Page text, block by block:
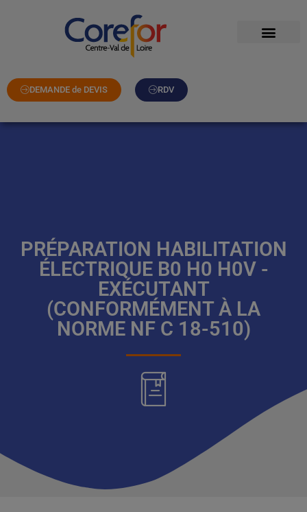
DEMANDE de DEVIS RDV
PRÉPARATION HABILITATION
ÉLECTRIQUE B0 H0 H0V -
EXÉCUTANT
(CONFORMÉMENT À LA
NORME NF C 18-510)